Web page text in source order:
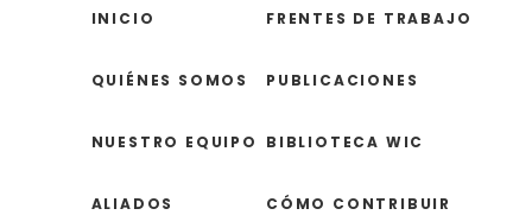
INICIO
QUIÉNES SOMOS
NUESTRO EQUIPO
ALIADOS
FRENTES DE TRABAJO
PUBLICACIONES
BIBLIOTECA WIC
CÓMO CONTRIBUIR